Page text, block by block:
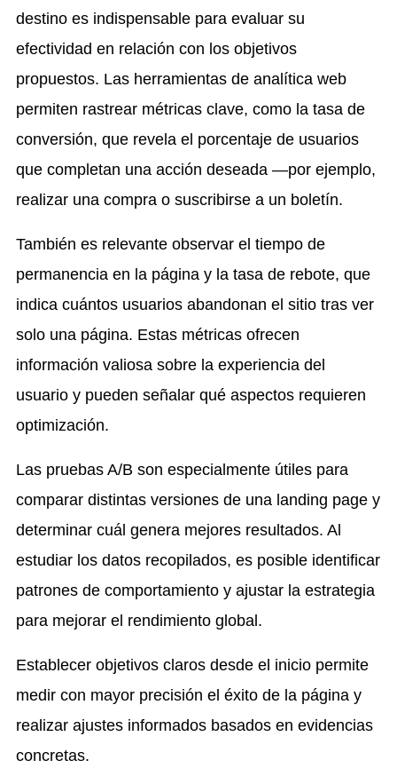
destino es indispensable para evaluar su
efectividad en relación con los objetivos
propuestos. Las herramientas de analítica web
permiten rastrear métricas clave, como la tasa de
conversión, que revela el porcentaje de usuarios
que completan una acción deseada —por ejemplo,
realizar una compra o suscribirse a un boletín.
También es relevante observar el tiempo de
permanencia en la página y la tasa de rebote, que
indica cuántos usuarios abandonan el sitio tras ver
solo una página. Estas métricas ofrecen
información valiosa sobre la experiencia del
usuario y pueden señalar qué aspectos requieren
optimización.
Las pruebas A/B son especialmente útiles para
comparar distintas versiones de una landing page y
determinar cuál genera mejores resultados. Al
estudiar los datos recopilados, es posible identificar
patrones de comportamiento y ajustar la estrategia
para mejorar el rendimiento global.
Establecer objetivos claros desde el inicio permite
medir con mayor precisión el éxito de la página y
realizar ajustes informados basados en evidencias
concretas.